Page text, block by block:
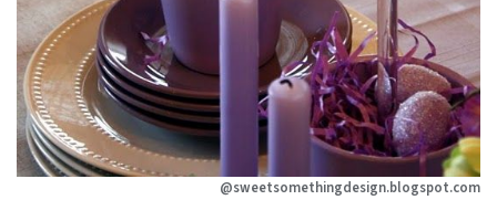
@sweetsomethingdesign.blogspot.com